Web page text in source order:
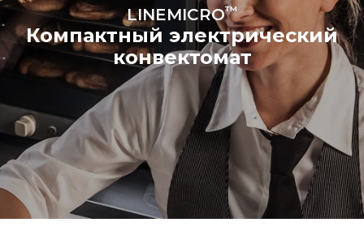
LINEMICRO™
Компактный электрический
конвектомат